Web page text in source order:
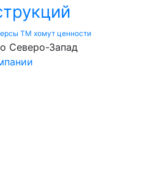
ТМ хомут ценности
Северо-Запад